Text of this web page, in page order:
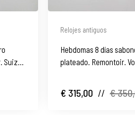
Suiza.
Relojes antiguos
Hebdomas 8 días
plateado. Remontoir.
€ 315,00 // €